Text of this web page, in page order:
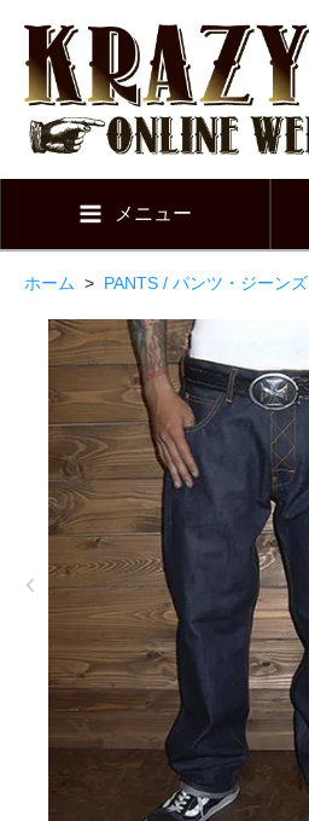
メニュー
ホーム > PANTS / パンツ・ジーンズ